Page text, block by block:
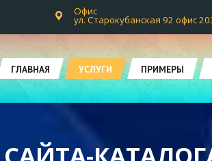
Офис
ул. Старокубанская 92 офис
ГЛАВНАЯ УСЛУГИ ПРИМЕРЫ